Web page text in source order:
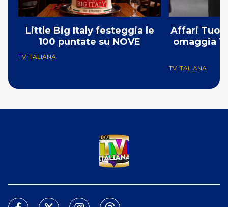
Little Big Italy festeggia le
100 puntate su NOVE
TV ITALIANA
Affari Tuoi
omaggia
TV ITALIANA